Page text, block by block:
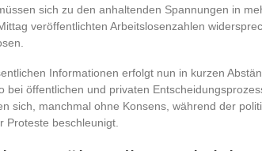
sich zu den anhaltenden Spannungen in
veröffentlichten Arbeitslosenzahlen
Informationen erfolgt nun in kurzen
bei öffentlichen und privaten
sich, manchmal ohne Konsens, während der
Proteste beschleunigt.